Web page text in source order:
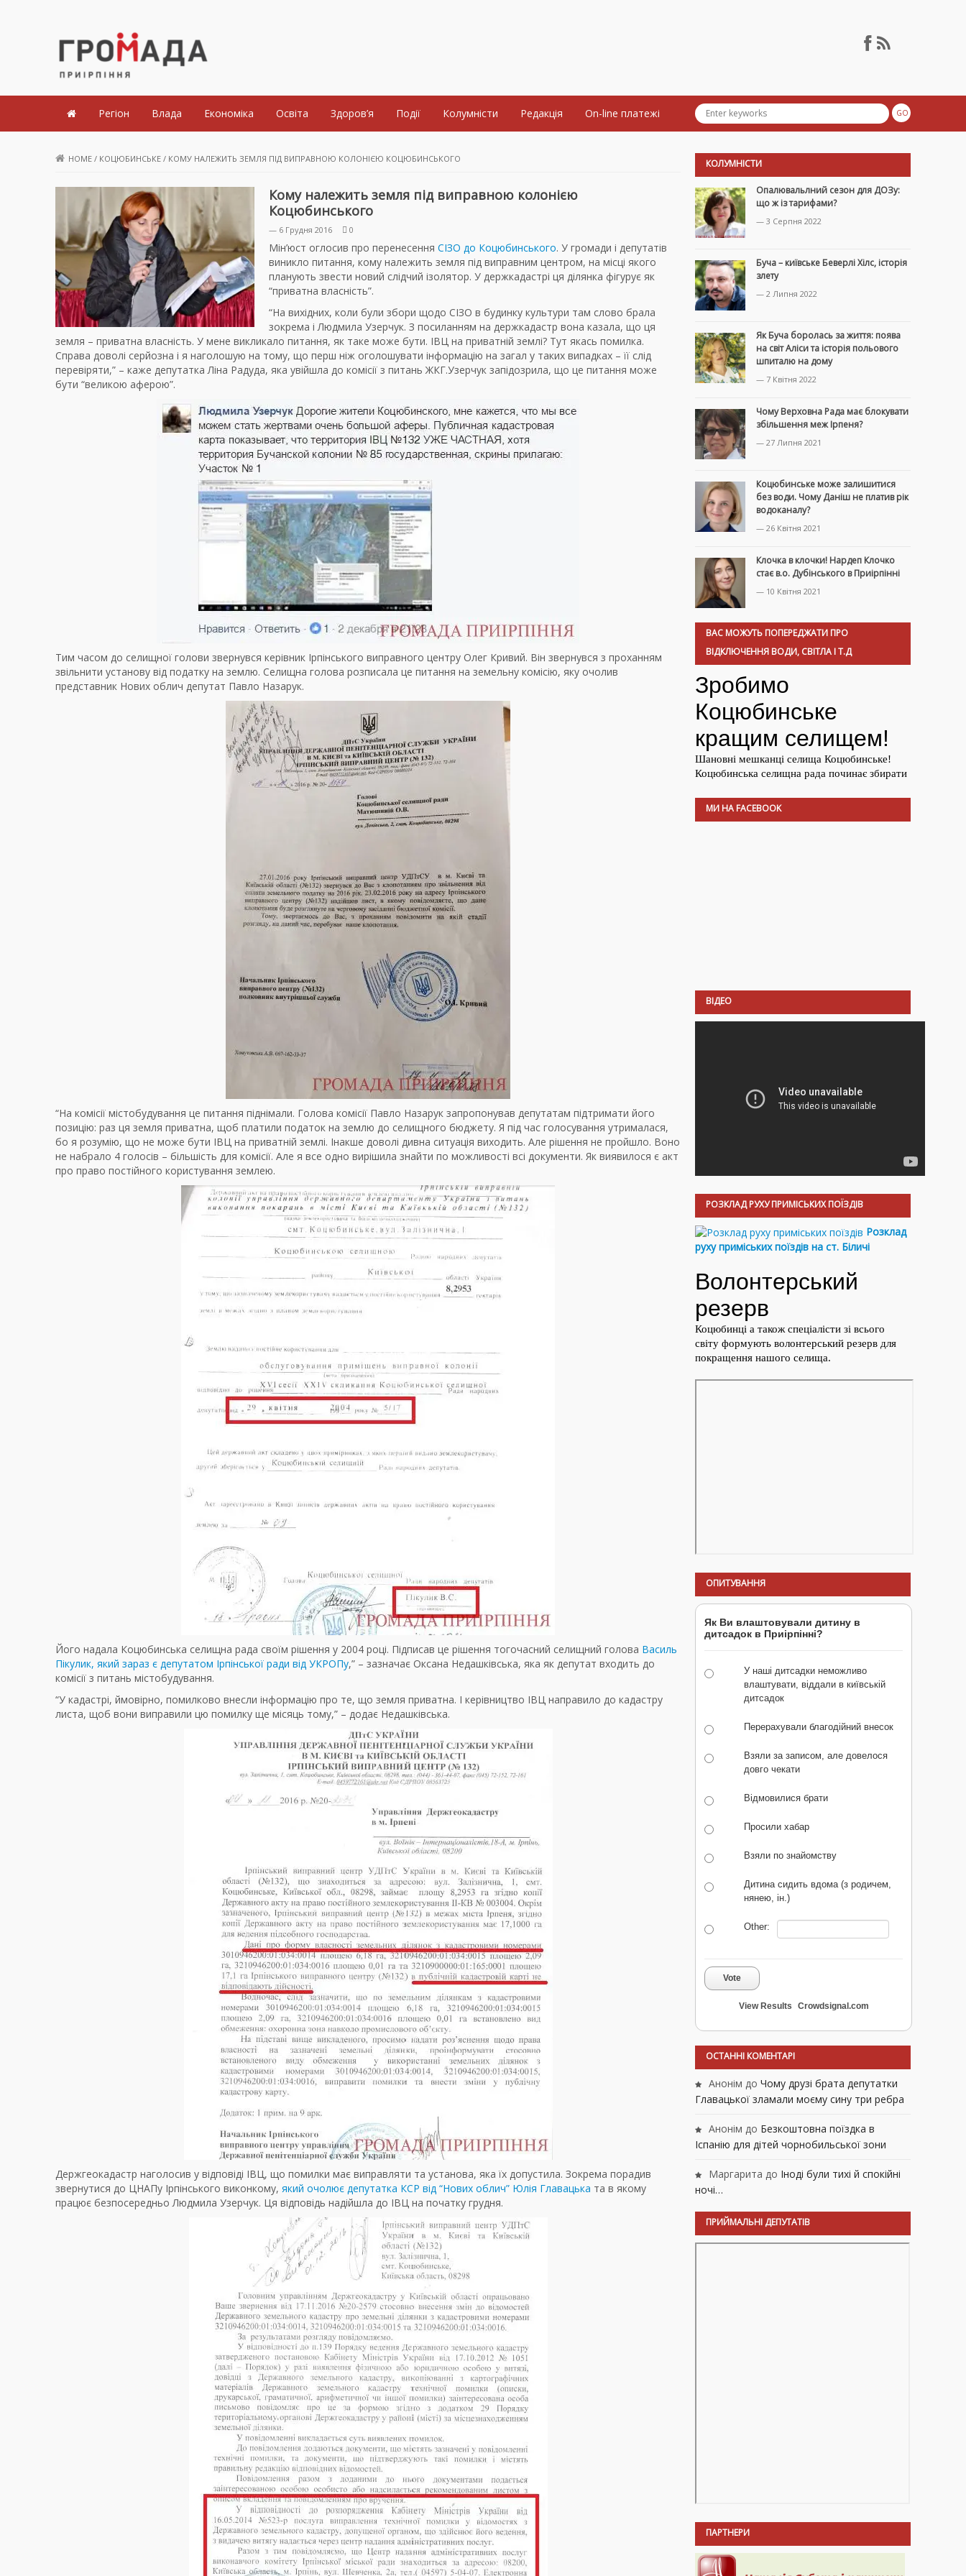
Громада Приірпіння
Регіон Влада Економіка Освіта Здоров’я Події Колумністи Редакція On-line платежі
HOME / КОЦЮБИНСЬКЕ / КОМУ НАЛЕЖИТЬ ЗЕМЛЯ ПІД ВИПРАВНОЮ КОЛОНІЄЮ КОЦЮБИНСЬКОГО
Кому належить земля під виправною колонією
Коцюбинського
— 6 Грудня 2016 0
Мін’юст оглосив про перенесення СІЗО до Коцюбинського. У громади і депутатів
виникло питання, кому належить земля під виправним центром, на місці якого
планують звести новий слідчий ізолятор. У держкадастрі ця ділянка фігурує як
“приватна власність”.
“На вихідних, коли були збори щодо СІЗО в будинку культури там слово брала
зокрема і Людмила Узерчук. З посиланням на держкадастр вона казала, що ця
земля – приватна власність. У мене викликало питання, як таке може бути. ІВЦ на приватній землі? Тут якась помилка.
Справа доволі серйозна і я наголошую на тому, що перш ніж оголошувати інформацію на загал у таких випадках – її слід
перевіряти,” – каже депутатка Ліна Радуда, яка увійшла до комісії з питань ЖКГ.Узерчук запідозрила, що це питання може
бути “великою аферою”.
Тим часом до селищної голови звернувся керівник Ірпінського виправного центру Олег Кривий. Він звернувся з проханням
звільнити установу від податку на землю. Селищна голова розписала це питання на земельну комісію, яку очолив
представник Нових облич депутат Павло Назарук.
“На комісії містобудування це питання піднімали. Голова комісії Павло Назарук запропонував депутатам підтримати його
позицію: раз ця земля приватна, щоб платили податок на землю до селищного бюджету. Я під час голосування утрималася,
бо я розумію, що не може бути ІВЦ на приватній землі. Інакше доволі дивна ситуація виходить. Але рішення не пройшло. Воно
не набрало 4 голосів – більшість для комісії. Але я все одно вирішила знайти по можливості всі документи. Як виявилося є акт
про право постійного користування землею.
Його надала Коцюбинська селищна рада своїм рішення у 2004 році. Підписав це рішення тогочасний селищний голова Василь
Пікулик, який зараз є депутатом Ірпінської ради від УКРОПу,” – зазначає Оксана Недашківська, яка як депутат входить до
комісії з питань містобудування.
“У кадастрі, ймовірно, помилково внесли інформацію про те, що земля приватна. І керівництво ІВЦ направило до кадастру
листа, щоб вони виправили цю помилку ще місяць тому,” – додає Недашківська.
Держгеокадастр наголосив у відповіді ІВЦ, що помилки має виправляти та установа, яка їх допустила. Зокрема порадив
звернутися до ЦНАПу Ірпінського виконкому, який очолює депутатка КСР від “Нових облич” Юлія Главацька та в якому
працює безпосередньо Людмила Узерчук. Ця відповідь надійшла до ІВЦ на початку грудня.
КОЛУМНІСТИ
Опалювальлний сезон для ДОЗу:
що ж із тарифами?
— 3 Серпня 2022
Буча – київське Беверлі Хілс, історія
злету
— 2 Липня 2022
Як Буча боролась за життя: поява
на світ Аліси та історія польового
шпиталю на дому
— 7 Квітня 2022
Чому Верховна Рада має блокувати
збільшення меж Ірпеня?
— 27 Липня 2021
Коцюбинське може залишитися
без води. Чому Даніш не платив рік
водоканалу?
— 26 Квітня 2021
Клочка в клочки! Нардеп Клочко
стає в.о. Дубінського в Приірпінні
— 10 Квітня 2021
ВАС МОЖУТЬ ПОПЕРЕДЖАТИ ПРО
ВІДКЛЮЧЕННЯ ВОДИ, СВІТЛА І Т.Д
МИ НА FACEBOOK
ВІДЕО
РОЗКЛАД РУХУ ПРИМІСЬКИХ ПОЇЗДІВ
Розклад
руху приміських поїздів на ст. Біличі
ОПИТУВАННЯ
Як Ви влаштовували дитину в
дитсадок в Приірпінні?
У наші дитсадки неможливо
влаштувати, віддали в київській
дитсадок
Перерахували благодійний внесок
Взяли за записом, але довелося
довго чекати
Відмовилися брати
Просили хабар
Взяли по знайомству
Дитина сидить вдома (з родичем,
нянею, ін.)
Other:
Vote
View Results Crowdsignal.com
ОСТАННІ КОМЕНТАРІ
Анонім до Чому друзі брата депутатки
Главацької зламали моєму сину три ребра
Анонім до Безкоштовна поїздка в
Іспанію для дітей чорнобильської зони
Маргарита до Іноді були тихі й спокійні
ночі…
ПРИЙМАЛЬНІ ДЕПУТАТІВ
ПАРТНЕРИ